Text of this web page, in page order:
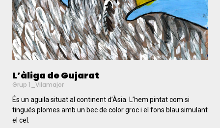
L’àliga de Gujarat
Grup 1_Vilamajor
És un aguila situat al continent d’Àsia. L’hem pintat com si
tingués plomes amb un bec de color groc i el fons blau simulant
el cel.